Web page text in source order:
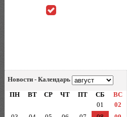
Новости - Календарь
ПН
ВТ СР ЧТ ПТ СБ
ВС
01
02